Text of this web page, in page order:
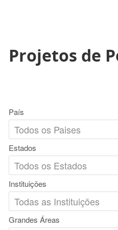
Projetos de
País
Estados
Instituições
Grandes Áreas